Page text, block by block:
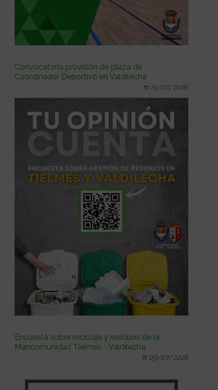
Convocatoria provisión de plaza de
Coordinador Deportivo en Valdilecha
21/07/2026
Encuesta sobre reciclaje y residuos de la
Mancomunidad Tielmes - Valdilecha
09/07/2026